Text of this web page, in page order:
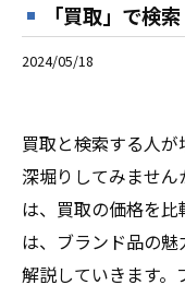
「買取」で検
2024/05/18
買取と検索する人
深堀りしてみませ
は、買取の価格を
は、ブランド品の
解説していきます